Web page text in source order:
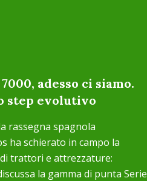
adesso ci siamo.
step evolutivo
rassegna spagnola
ha schierato in campo la
trattori e attrezzature:
la gamma di punta Serie